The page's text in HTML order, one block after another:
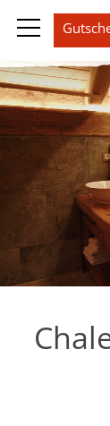
Landgut
Wohnen
Kontakt